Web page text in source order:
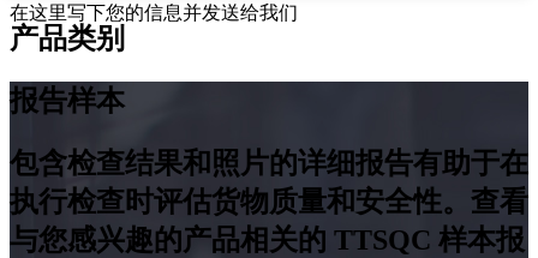
在这里写下您的信息并发送给我们
产品类别
报告样本
包含检查结果和照片的详细报告有助于在
执行检查时评估货物质量和安全性。查看
与您感兴趣的产品相关的 TTSQC 样本报